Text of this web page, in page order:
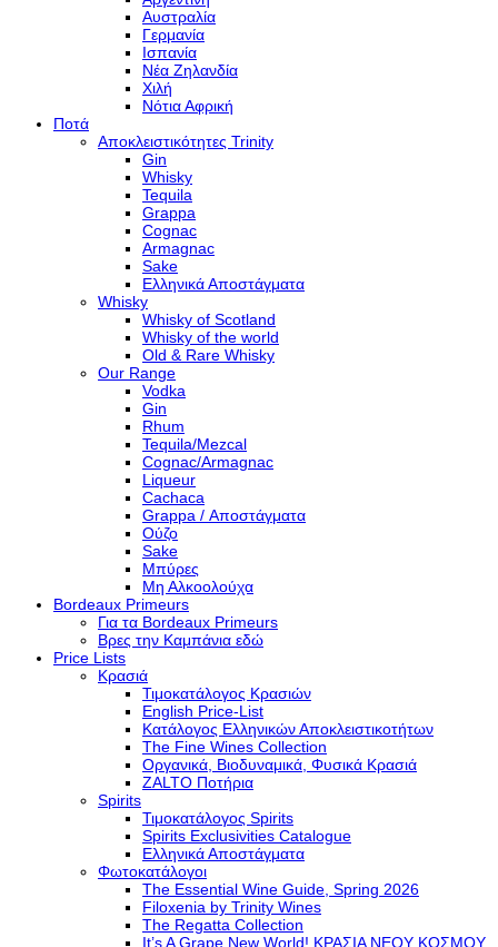
Αυστραλία
Γερμανία
Ισπανία
Νέα Ζηλανδία
Χιλή
Νότια Αφρική
Ποτά
Αποκλειστικότητες Trinity
Gin
Whisky
Tequila
Grappa
Cognac
Armagnac
Sake
Ελληνικά Αποστάγματα
Whisky
Whisky of Scotland
Whisky of the world
Old & Rare Whisky
Our Range
Vodka
Gin
Rhum
Tequila/Mezcal
Cognac/Armagnac
Liqueur
Cachaca
Grappa / Αποστάγματα
Ούζο
Sake
Μπύρες
Μη Αλκοολούχα
Bordeaux Primeurs
Για τα Bordeaux Primeurs
Βρες την Καμπάνια εδώ
Price Lists
Κρασιά
Τιμοκατάλογος Κρασιών
English Price-List
Κατάλογος Ελληνικών Αποκλειστικοτήτων
The Fine Wines Collection
Οργανικά, Βιοδυναμικά, Φυσικά Κρασιά
ZALTO Ποτήρια
Spirits
Τιμοκατάλογος Spirits
Spirits Exclusivities Catalogue
Ελληνικά Αποστάγματα
Φωτοκατάλογοι
The Essential Wine Guide, Spring 2026
Filoxenia by Trinity Wines
The Regatta Collection
It’s A Grape New World! ΚΡΑΣΙΑ ΝΕΟΥ ΚΟΣΜΟΥ